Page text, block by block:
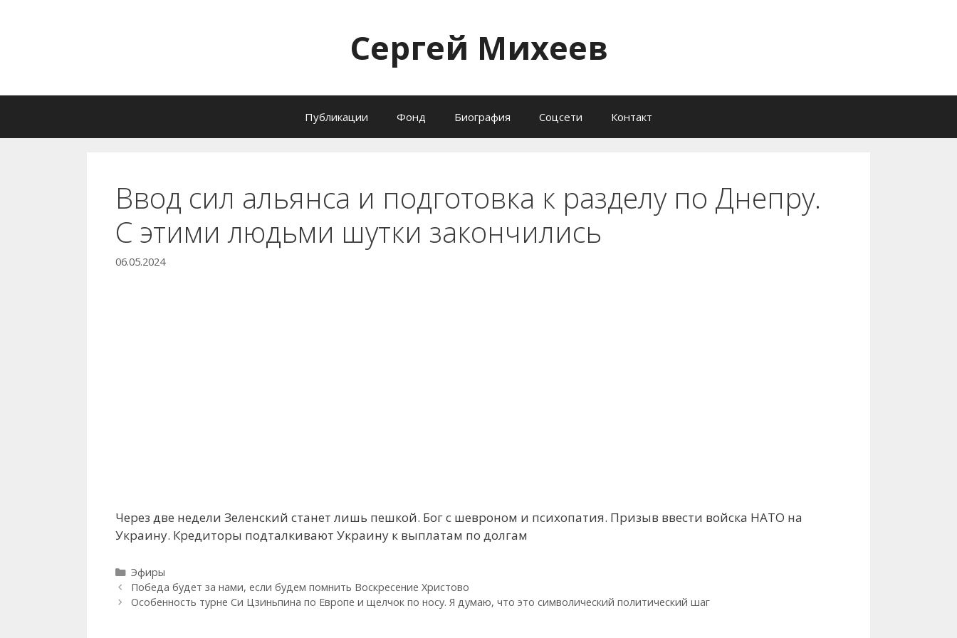
Сергей Михеев
Публикации Фонд Биография Соцсети Контакт
Ввод сил альянса и подготовка к разделу по Днепру.
С этими людьми шутки закончились
06.05.2024
Через две недели Зеленский станет лишь пешкой. Бог с шевроном и психопатия. Призыв ввести войска НАТО на
Украину. Кредиторы подталкивают Украину к выплатам по долгам
Рубрики
Эфиры
Победа будет за нами, если будем помнить Воскресение Христово
Особенность турне Си Цзиньпина по Европе и щелчок по носу. Я думаю, что это символический политический шаг